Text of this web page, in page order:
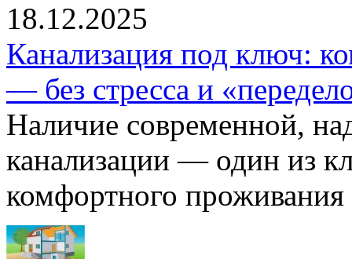
18.12.2025
Канализация под ключ:
— без стресса и
Наличие современной,
канализации — один из
комфортного проживания